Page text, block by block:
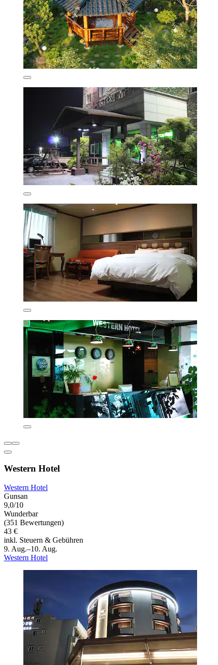
Western Hotel
Western Hotel
Gunsan
9,0/10
Wunderbar
(351 Bewertungen)
43 €
inkl. Steuern & Gebühren
9. Aug.–10. Aug.
Western Hotel